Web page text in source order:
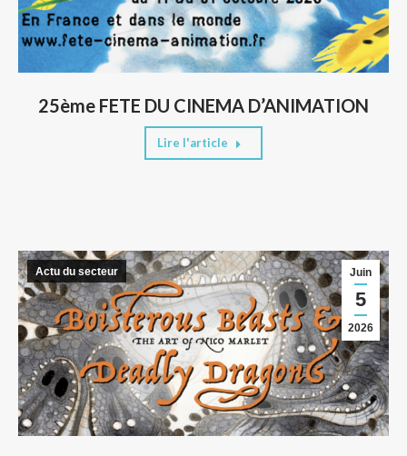
25ème FETE DU CINEMA D’ANIMATION
Lire l'article
Juin
5
2026
Actu du secteur